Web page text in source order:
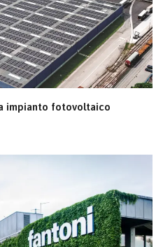
impianto fotovoltaico